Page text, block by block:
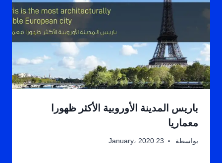
باريس المدينة الأوروبية الأكثر ظهورا
معماريا
بواسطة 23 January، 2020